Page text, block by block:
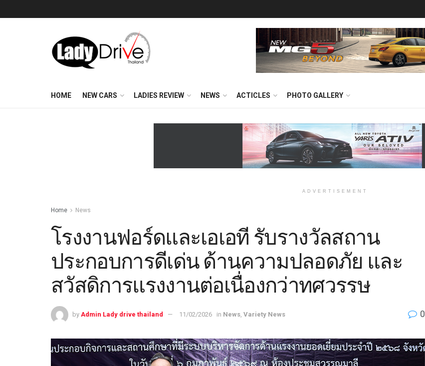
HOME NEW CARS LADIES REVIEW NEWS ACTICLES PHOTO GALLERY
ADVERTISEMENT
Home News
โรงงานฟอร์ดและเอเอที รับรางวัลสถาน
ประกอบการดีเด่น ด้านความปลอดภัย และ
สวัสดิการแรงงานต่อเนื่องกว่าทศวรรษ
by Admin Lady drive thailand 11/02/2026 in News Variety News 0